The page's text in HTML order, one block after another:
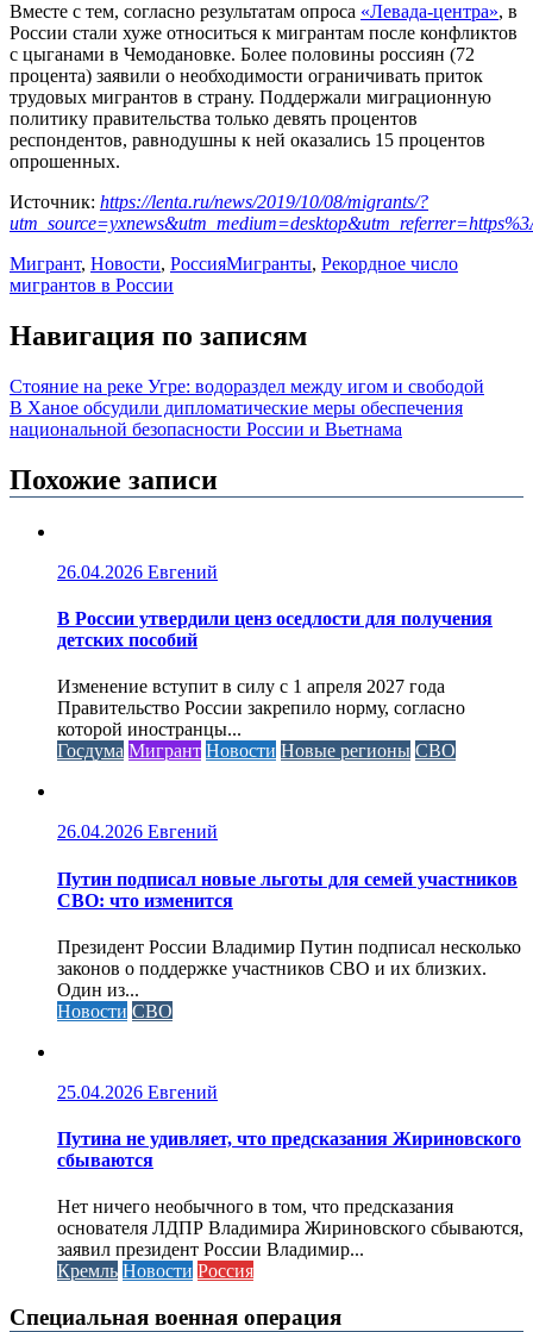
Вместе с тем, согласно результатам опроса «Левада-центра», в
России стали хуже относиться к мигрантам после конфликтов
с цыганами в Чемодановке. Более половины россиян (72
процента) заявили о необходимости ограничивать приток
трудовых мигрантов в страну. Поддержали миграционную
политику правительства только девять процентов
респондентов, равнодушны к ней оказались 15 процентов
опрошенных.
Источник: https://lenta.ru/news/2019/10/08/migrants/?
Мигрант, Новости, РоссияМигранты, Рекордное число
мигрантов в России
Навигация по записям
Стояние на реке Угре: водораздел между игом и свободой
В Ханое обсудили дипломатические меры обеспечения
национальной безопасности России и Вьетнама
Похожие записи
26.04.2026 Евгений
В России утвердили ценз оседлости для получения
детских пособий
Изменение вступит в силу с 1 апреля 2027 года
Правительство России закрепило норму, согласно
которой иностранцы...
Госдума Мигрант Новости Новые регионы СВО
26.04.2026 Евгений
Путин подписал новые льготы для семей участников
СВО: что изменится
Президент России Владимир Путин подписал несколько
законов о поддержке участников СВО и их близких.
Один из...
Новости СВО
25.04.2026 Евгений
Путина не удивляет, что предсказания Жириновского
сбываются
Нет ничего необычного в том, что предсказания
основателя ЛДПР Владимира Жириновского сбываются,
заявил президент России Владимир...
Кремль Новости Россия
Специальная военная операция